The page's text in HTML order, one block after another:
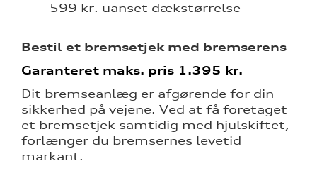
599 kr. uanset dækstørrelse
Bestil et bremsetjek med bremserens
Garanteret maks. pris 1.395 kr.
Dit bremseanlæg er afgørende for din
sikkerhed på vejene. Ved at få foretaget
et bremsetjek samtidig med hjulskiftet,
forlænger du bremsernes levetid
markant.